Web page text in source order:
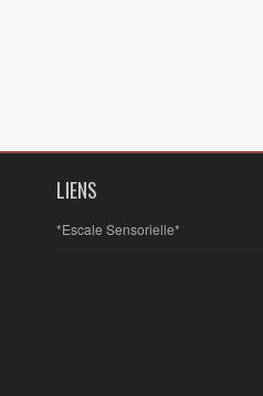
LIENS
*Escale Sensorielle*